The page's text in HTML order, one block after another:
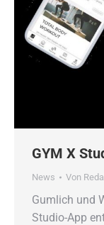
GYM X
News Von
Gumlich und
Studio-App